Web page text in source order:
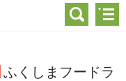
ふくしまフードラ